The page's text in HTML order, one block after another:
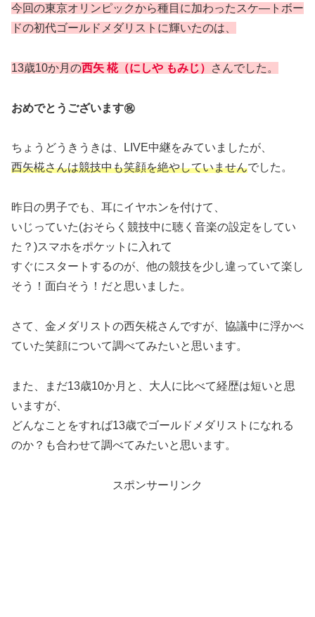
今回の東京オリンピックから種目に加わったスケ―トボー
ドの初代ゴールドメダリストに輝いたのは、
13歳10か月の西矢 椛（にしや もみじ） さんでした。
おめでとうございます㊗
ちょうどうきうきは、LIVE中継をみていましたが、
西矢椛さんは競技中も笑顔を絶やしていませんでした。
昨日の男子でも、耳にイヤホンを付けて、
いじっていた(おそらく競技中に聴く音楽の設定をしてい
た？)スマホをポケットに入れて
すぐにスタートするのが、他の競技を少し違っていて楽し
そう！面白そう！だと思いました。
さて、金メダリストの西矢椛さんですが、協議中に浮かべ
ていた笑顔について調べてみたいと思います。
また、まだ13歳10か月と、大人に比べて経歴は短いと思
いますが、
どんなことをすれば13歳でゴールドメダリストになれる
のか？も合わせて調べてみたいと思います。
スポンサーリンク